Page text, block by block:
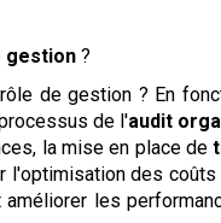
gestion ?
de gestion ? En
de l'audit
la mise en place de
l'optimisation des
améliorer les